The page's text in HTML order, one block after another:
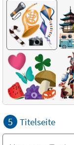
5 Titelseite